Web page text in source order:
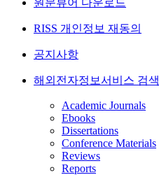
원문뷰어 다운로드
RISS 개인정보 재동의
공지사항
해외전자정보서비스 검색
Academic Journals
Ebooks
Dissertations
Conference Materials
Reviews
Reports